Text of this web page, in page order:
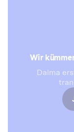
Wir
Dalma